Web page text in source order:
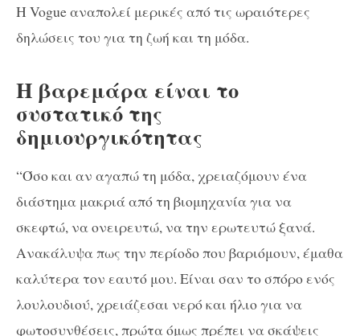
Η Vogue αναπολεί μερικές από τις ωραιότερες
δηλώσεις του για τη ζωή και τη μόδα.
Η βαρεμάρα είναι το
συστατικό της
δημιουργικότητας
“Όσο και αν αγαπώ τη μόδα, χρειαζόμουν ένα
διάστημα μακριά από τη βιομηχανία για να
σκεφτώ, να ονειρευτώ, να την ερωτευτώ ξανά.
Ανακάλυψα πως την περίοδο που βαριόμουν, έμαθα
καλύτερα τον εαυτό μου. Είναι σαν το σπόρο ενός
λουλουδιού, χρειάζεσαι νερό και ήλιο για να
φωτοσυνθέσεις, πρώτα όμως πρέπει να σκάψεις